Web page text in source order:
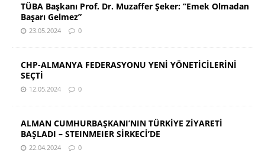
TÜBA Başkanı Prof. Dr. Muzaffer Şeker: “Emek Olmadan
Başarı Gelmez”
23.05.2024 0
CHP-ALMANYA FEDERASYONU YENİ YÖNETİCİLERİNİ
SEÇTİ
12.05.2024 0
ALMAN CUMHURBAŞKANI’NIN TÜRKİYE ZİYARETİ
BAŞLADI – STEINMEIER SİRKECİ’DE
22.04.2024 0